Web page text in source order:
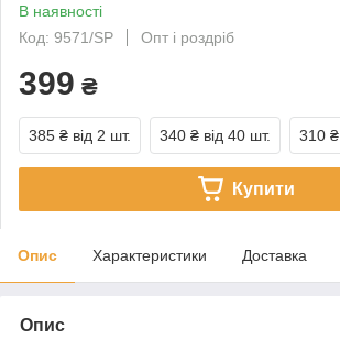
В наявності
Код: 9571/SP
Опт і роздріб
399 ₴
385 ₴ від 2 шт. 340 ₴ від 40 шт. 310 ₴
Купити
Опис Характеристики Доставка
Опис